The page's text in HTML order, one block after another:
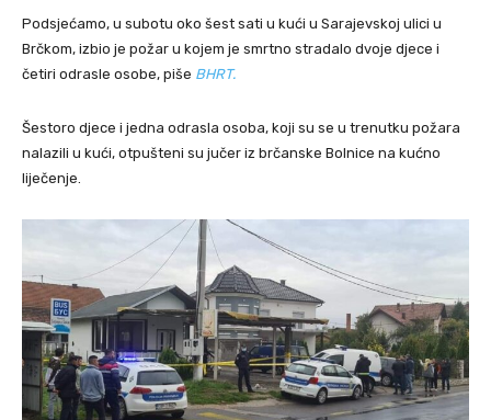
Podsjećamo, u subotu oko šest sati u kući u Sarajevskoj ulici u
Brčkom, izbio je požar u kojem je smrtno stradalo dvoje djece i
četiri odrasle osobe, piše BHRT.
Šestoro djece i jedna odrasla osoba, koji su se u trenutku požara
nalazili u kući, otpušteni su jučer iz brčanske Bolnice na kućno
liječenje.